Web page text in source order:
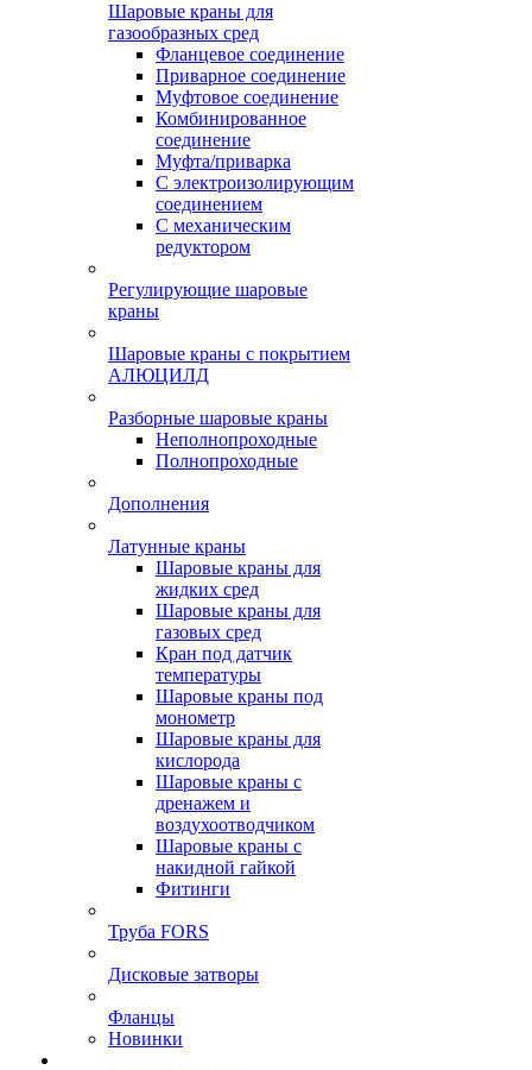
Шаровые краны для
газообразных сред
Фланцевое соединение
Приварное соединение
Муфтовое соединение
Комбинированное
соединение
Муфта/приварка
С электроизолирующим
соединением
С механическим
редуктором
Регулирующие шаровые
краны
Шаровые краны с покрытием
АЛЮЦИЛД
Разборные шаровые краны
Неполнопроходные
Полнопроходные
Дополнения
Латунные краны
Шаровые краны для
жидких сред
Шаровые краны для
газовых сред
Кран под датчик
температуры
Шаровые краны под
монометр
Шаровые краны для
кислорода
Шаровые краны с
дренажем и
воздухоотводчиком
Шаровые краны с
накидной гайкой
Фитинги
Труба FORS
Дисковые затворы
Фланцы
Новинки